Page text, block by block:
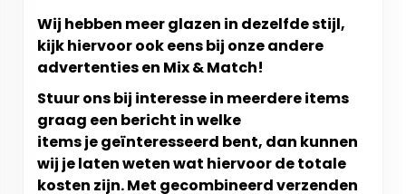
Wij hebben meer glazen in dezelfde stijl,
kijk hiervoor ook eens bij onze andere
advertenties en Mix & Match!
Stuur ons bij interesse in meerdere items
graag een bericht in welke
items je geïnteresseerd bent, dan kunnen
wij je laten weten wat hiervoor de totale
kosten zijn. Met gecombineerd verzenden